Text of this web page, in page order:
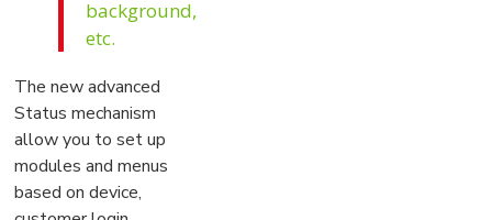
background,
etc.
The new advanced
Status mechanism
allow you to set up
modules and menus
based on device,